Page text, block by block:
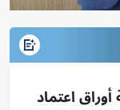
اعتماد